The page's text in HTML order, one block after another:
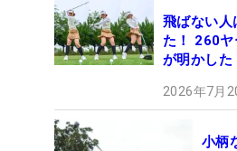
飛ばない人
た！ 260ヤ
が明かした
2026年7月
小柄